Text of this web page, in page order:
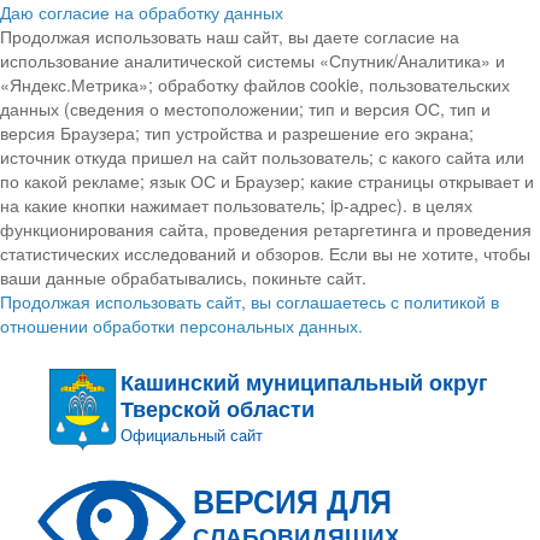
Даю согласие на обработку данных
Продолжая использовать наш сайт, вы даете согласие на
использование аналитической системы «Спутник/Аналитика» и
«Яндекс.Метрика»; обработку файлов cookie, пользовательских
данных (сведения о местоположении; тип и версия ОС, тип и
версия Браузера; тип устройства и разрешение его экрана;
источник откуда пришел на сайт пользователь; с какого сайта или
по какой рекламе; язык ОС и Браузер; какие страницы открывает и
на какие кнопки нажимает пользователь; ip-адрес). в целях
функционирования сайта, проведения ретаргетинга и проведения
статистических исследований и обзоров. Если вы не хотите, чтобы
ваши данные обрабатывались, покиньте сайт.
Продолжая использовать сайт, вы соглашаетесь с политикой в
отношении обработки персональных данных.